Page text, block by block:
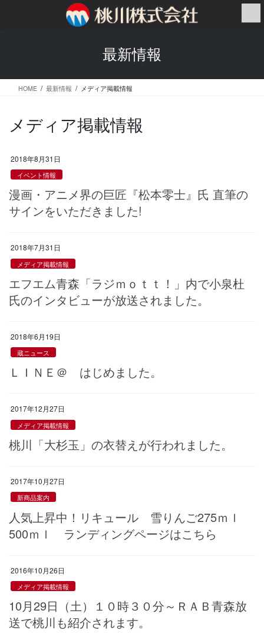
ス
ン
最新情報
HOME 最新情報 メディア掲載情報
メディア掲載情報
2018年8月31日
イベント情報
漫画・アニメ界の巨匠『松本零士』氏 直筆の
サインをいただきました!
2018年7月31日
メディア掲載情報
エフエム青森「ラジｍｏｔｔ！」内で小泉杜
氏のインタビューが放送されました。
2018年6月19日
蔵ニュース
ＬＩＮＥ＠ はじめました。
2017年12月27日
メディア掲載情報
桃川「大杉玉」の衣替えが行われました。
2017年10月27日
新商品案内
人気上昇中！リキュール 雪りんご275ｍｌ
500ｍｌ ランディングページはこちら
2016年10月26日
メディア掲載情報
10月29日（土）１０時３０分～ＲＡＢ青森放
送で桃川も紹介されます。